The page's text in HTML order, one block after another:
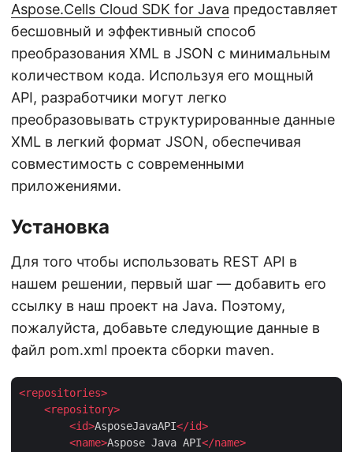
Aspose.Cells Cloud SDK for Java предоставляет
бесшовный и эффективный способ
преобразования XML в JSON с минимальным
количеством кода. Используя его мощный
API, разработчики могут легко
преобразовывать структурированные данные
XML в легкий формат JSON, обеспечивая
совместимость с современными
приложениями.
Установка
Для того чтобы использовать REST API в
нашем решении, первый шаг — добавить его
ссылку в наш проект на Java. Поэтому,
пожалуйста, добавьте следующие данные в
файл pom.xml проекта сборки maven.
<repositories>
<repository>
<id>AsposeJavaAPI</id>
<name>Aspose Java API</name>